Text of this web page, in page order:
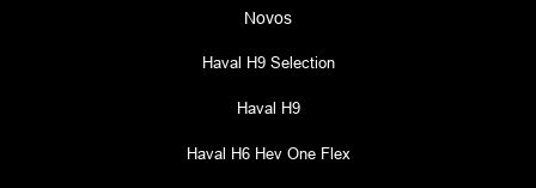
Novos
Haval H9 Selection
Haval H9
Haval H6 Hev One Flex